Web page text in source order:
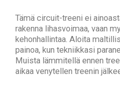
Tämä circuit-treeni ei
rakenna lihasvoimaa, vaan
kehonhallintaa. Aloita
painoa, kun tekniikkasi
Muista lämmitellä ennen
aikaa venytellen treenin